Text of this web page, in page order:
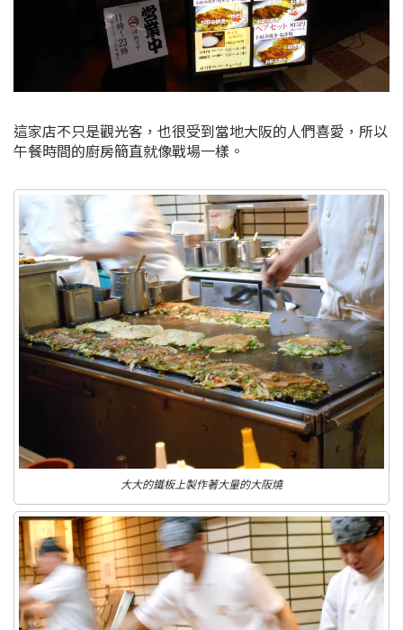
這家店不只是觀光客，也很受到當地大阪的人們喜愛，所以
午餐時間的廚房簡直就像戰場一樣。
大大的鐵板上製作著大量的大阪燒